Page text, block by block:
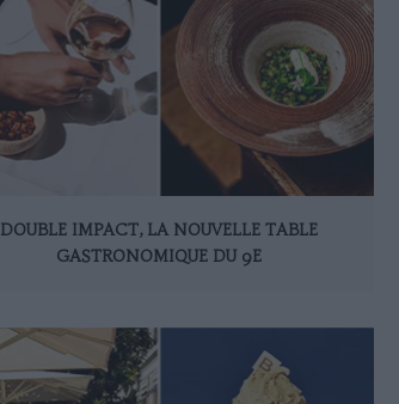
DOUBLE IMPACT, LA NOUVELLE TABLE
GASTRONOMIQUE DU 9E